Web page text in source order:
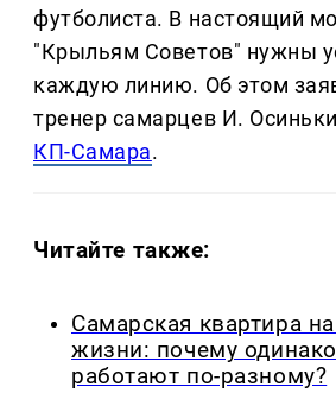
футболиста. В настоящий
"Крыльям Советов" нужны
каждую линию. Об этом
тренер самарцев И.
КП-Самара.
Читайте также:
Самарская квартира
жизни: почему
работают по-разному?